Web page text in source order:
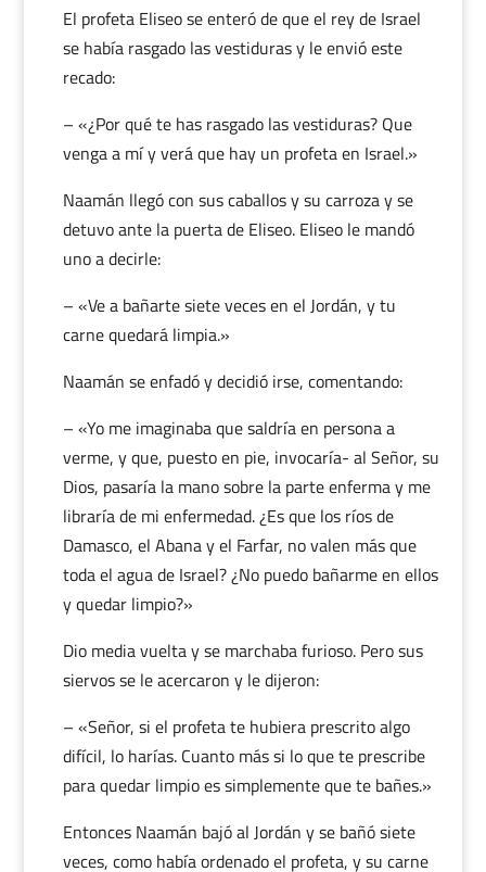
El profeta Eliseo se enteró de que el rey de Israel
se había rasgado las vestiduras y le envió este
recado:
– «¿Por qué te has rasgado las vestiduras? Que
venga a mí y verá que hay un profeta en Israel.»
Naamán llegó con sus caballos y su carroza y se
detuvo ante la puerta de Eliseo. Eliseo le mandó
uno a decirle:
– «Ve a bañarte siete veces en el Jordán, y tu
carne quedará limpia.»
Naamán se enfadó y decidió irse, comentando:
– «Yo me imaginaba que saldría en persona a
verme, y que, puesto en pie, invocaría- al Señor, su
Dios, pasaría la mano sobre la parte enferma y me
libraría de mi enfermedad. ¿Es que los ríos de
Damasco, el Abana y el Farfar, no valen más que
toda el agua de Israel? ¿No puedo bañarme en ellos
y quedar limpio?»
Dio media vuelta y se marchaba furioso. Pero sus
siervos se le acercaron y le dijeron:
– «Señor, si el profeta te hubiera prescrito algo
difícil, lo harías. Cuanto más si lo que te prescribe
para quedar limpio es simplemente que te bañes.»
Entonces Naamán bajó al Jordán y se bañó siete
veces, como había ordenado el profeta, y su carne